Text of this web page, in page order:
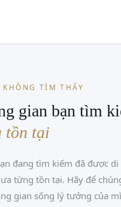
KHÔNG TÌM THẤY
gian bạn tìm
tồn tại
đang tìm kiếm đã được di
từng tồn tại. Hãy để
gian sống lý tưởng của